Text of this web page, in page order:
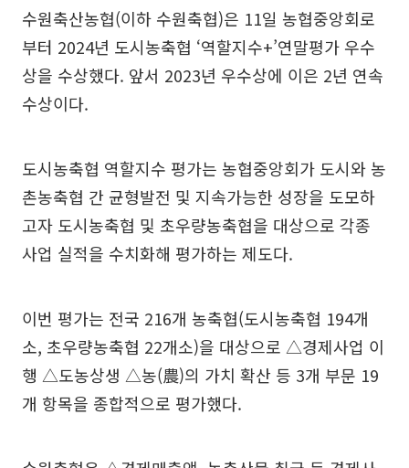
수원축산농협(이하 수원축협)은 11일 농협중앙회로
부터 2024년 도시농축협 ‘역할지수+’연말평가 우수
상을 수상했다. 앞서 2023년 우수상에 이은 2년 연속
수상이다.
도시농축협 역할지수 평가는 농협중앙회가 도시와 농
촌농축협 간 균형발전 및 지속가능한 성장을 도모하
고자 도시농축협 및 초우량농축협을 대상으로 각종
사업 실적을 수치화해 평가하는 제도다.
이번 평가는 전국 216개 농축협(도시농축협 194개
소, 초우량농축협 22개소)을 대상으로 △경제사업 이
행 △도농상생 △농(農)의 가치 확산 등 3개 부문 19
개 항목을 종합적으로 평가했다.